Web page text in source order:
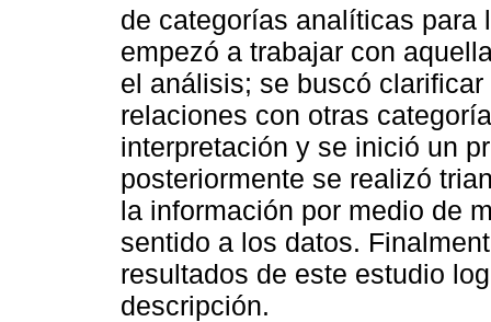
de categorías analíticas para
empezó a trabajar con
el análisis; se buscó
relaciones con otras
interpretación y se inició un
posteriormente se realizó
la información por medio de
sentido a los datos.
resultados de este estudio
descripción.